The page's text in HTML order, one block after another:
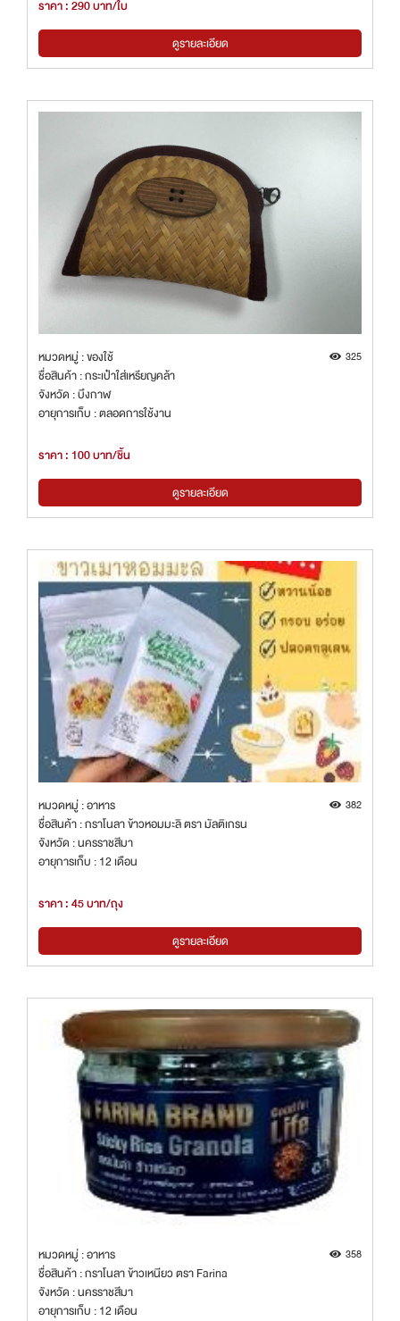
ราคา : 290 บาท/ใบ
ดูรายละเอียด
หมวดหมู่ : ของใช้ 325
ชื่อสินค้า : กระเป๋าใส่เหรียญคล้า
จังหวัด : บึงกาฬ
อายุการเก็บ : ตลอดการใช้งาน
ราคา : 100 บาท/ชิ้น
ดูรายละเอียด
หมวดหมู่ : อาหาร 382
ชื่อสินค้า : กราโนลา ข้าวหอมมะลิ ตรา มัลติเกรน
จังหวัด : นครราชสีมา
อายุการเก็บ : 12 เดือน
ราคา : 45 บาท/ถุง
ดูรายละเอียด
หมวดหมู่ : อาหาร 358
ชื่อสินค้า : กราโนลา ข้าวเหนียว ตรา Farina
จังหวัด : นครราชสีมา
อายุการเก็บ : 12 เดือน